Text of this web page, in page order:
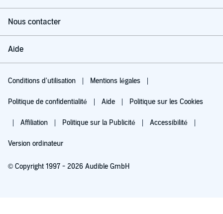
Nous contacter
Aide
Conditions d'utilisation Mentions légales
Politique de confidentialité Aide Politique sur les Cookies
Affiliation Politique sur la Publicité Accessibilité
Version ordinateur
© Copyright 1997 - 2026 Audible GmbH